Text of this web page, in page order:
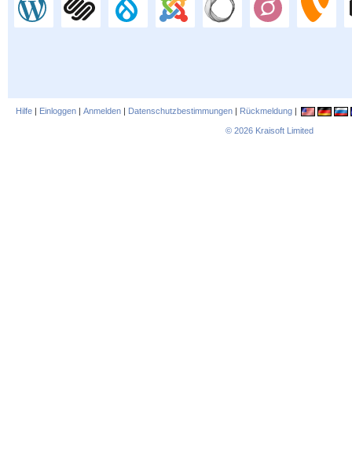
Hilfe | Einloggen | Anmelden | Datenschutzbestimmungen | Rückmeldung |
© 2026 Kraisoft Limited